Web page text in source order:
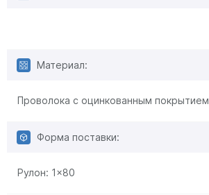
Материал:
Проволока с оцинкованным покрытием
Форма поставки:
Рулон: 1x80